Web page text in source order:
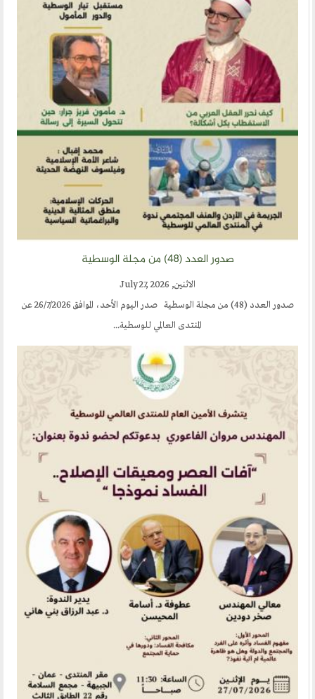
صدور العدد (٤٨) من مجلة الوسطية
الاثنين, July 27, 2026
صدور العدد (48) من مجلة الوسطية صدر اليوم الأحد، الموافق 26/7/2026 عن
المنتدى العالمي للوسطية...